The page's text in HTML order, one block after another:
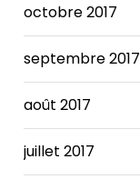
octobre 2017
septembre 2017
août 2017
juillet 2017